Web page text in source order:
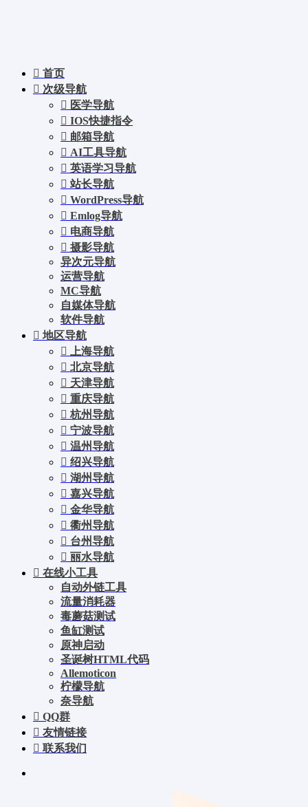
首页
次级导航
医学导航
IOS快捷指令
邮箱导航
AI工具导航
英语学习导航
站长导航
WordPress导航
Emlog导航
电商导航
摄影导航
异次元导航
运营导航
MC导航
自媒体导航
软件导航
地区导航
上海导航
北京导航
天津导航
重庆导航
杭州导航
宁波导航
温州导航
绍兴导航
湖州导航
嘉兴导航
金华导航
衢州导航
台州导航
丽水导航
在线小工具
自动外链工具
流量消耗器
毒蘑菇测试
鱼缸测试
原神启动
圣诞树HTML代码
Allemoticon
柠檬导航
奈导航
QQ群
友情链接
联系我们